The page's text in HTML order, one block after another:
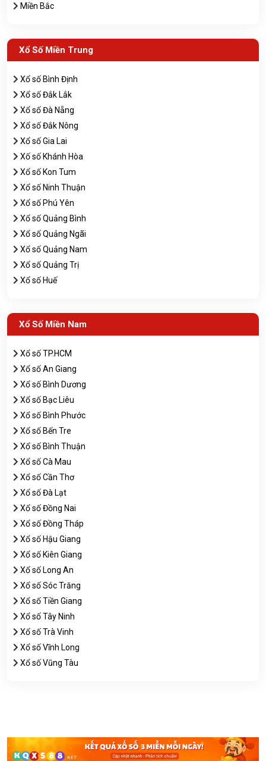
Miền Bắc
Xổ Số Miền Trung
Xổ số Bình Định
Xổ số Đắk Lắk
Xổ số Đà Nẵng
Xổ số Đắk Nông
Xổ số Gia Lai
Xố số Khánh Hòa
Xổ số Kon Tum
Xổ số Ninh Thuận
Xổ số Phú Yên
Xổ số Quảng Bình
Xổ số Quảng Ngãi
Xổ số Quảng Nam
Xổ số Quảng Trị
Xổ số Huế
Xổ Số Miền Nam
Xổ số TP.HCM
Xổ số An Giang
Xổ số Bình Dương
Xổ số Bạc Liêu
Xổ số Bình Phước
Xổ số Bến Tre
Xổ số Bình Thuận
Xổ số Cà Mau
Xổ số Cần Thơ
Xổ số Đà Lạt
Xổ số Đồng Nai
Xổ số Đồng Tháp
Xổ số Hậu Giang
Xổ số Kiên Giang
Xổ số Long An
Xổ số Sóc Trăng
Xổ số Tiền Giang
Xổ số Tây Ninh
Xổ số Trà Vinh
Xổ số Vĩnh Long
Xổ số Vũng Tàu